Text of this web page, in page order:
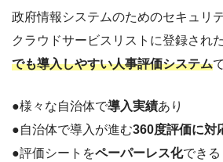
政府情報システムのためのセキュリ
クラウドサービスリストに登録された
でも導入しやすい人事評価システム
●様々な自治体で導入実績あり
●自治体で導入が進む360度評価に対
●評価シートをペーパーレス化できる